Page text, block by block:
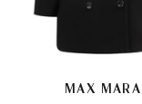
MAX MARA